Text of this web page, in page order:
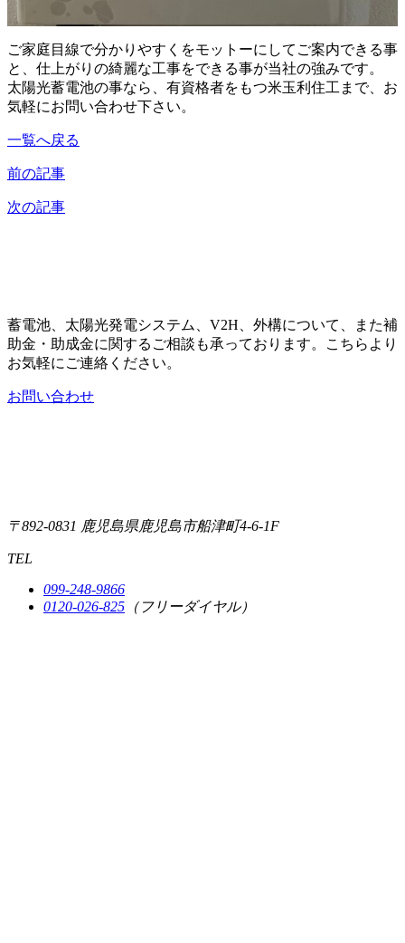
ご家庭目線で分かりやすくをモットーにしてご案内できる事
と、仕上がりの綺麗な工事をできる事が当社の強みです。
太陽光蓄電池の事なら、有資格者をもつ米玉利住工まで、お
気軽にお問い合わせ下さい。
一覧へ戻る
前の記事
次の記事
蓄電池、太陽光発電システム、V2H、外構について、また補
助金・助成金に関するご相談も承っております。こちらより
お気軽にご連絡ください。
お問い合わせ
〒892-0831 鹿児島県鹿児島市船津町4-6-1F
TEL
099-248-9866
0120-026-825 （フリーダイヤル）